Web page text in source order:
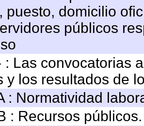
puesto, domicilio
públicos
: Las convocatorias
y los resultados de
: Normatividad
: Recursos públicos.